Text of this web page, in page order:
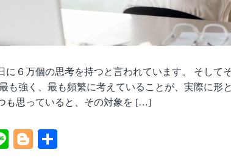
に６万個の思考を持つと言われています。 そして
も強く、最も頻繁に考えていることが、実際に形
も思っていると、その対象を […]
Li
Bl